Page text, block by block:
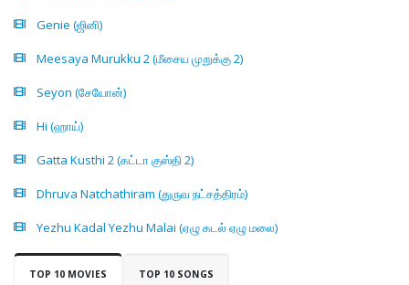
Genie (ஜினி)
Meesaya Murukku 2 (மீசைய முறுக்கு 2)
Seyon (சேயோன்)
Hi (ஹாய்)
Gatta Kusthi 2 (கட்டா குஸ்தி 2)
Dhruva Natchathiram (துருவ நட்சத்திரம்)
Yezhu Kadal Yezhu Malai (ஏழு கடல் ஏழு மலை)
TOP 10 MOVIES TOP 10 SONGS